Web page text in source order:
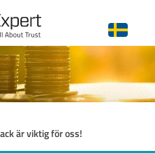
är viktig för oss!